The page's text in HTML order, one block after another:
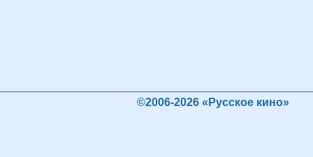
©2006-2026 «Русское кино»